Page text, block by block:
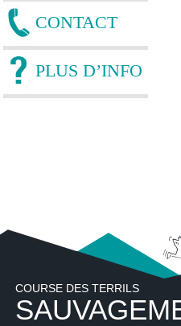
CONTACT
PLUS D’INFO
COURSE DES TERRILS